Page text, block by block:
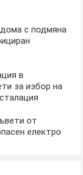
с подмяна
в
за избор на
от
електро